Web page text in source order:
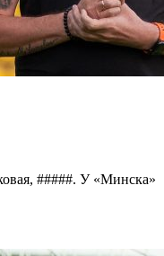
#####. У «Минска»